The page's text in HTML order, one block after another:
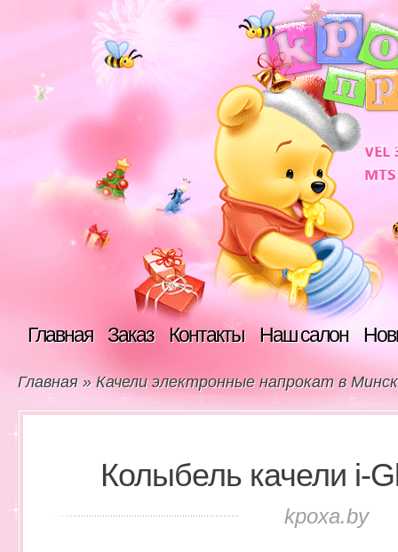
Главная Заказ Контакты Наш салон
Главная » Качели электронные напрокат в
Колыбель качели i-
kpoxa.by